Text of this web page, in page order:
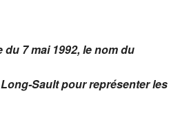
du 7 mai 1992, le nom du
Sault pour représenter les